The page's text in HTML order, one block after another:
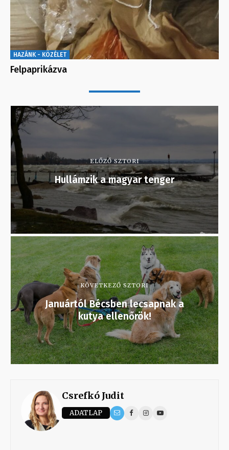
HAZÁNK - KÖZÉLET
Felpaprikázva
ELŐZŐ SZTORI
Hullámzik a magyar tenger
KÖVETKEZŐ SZTORI
Januártól Bécsben lecsapnak a
kutya ellenőrök!
Csrefkó Judit
ADATLAP